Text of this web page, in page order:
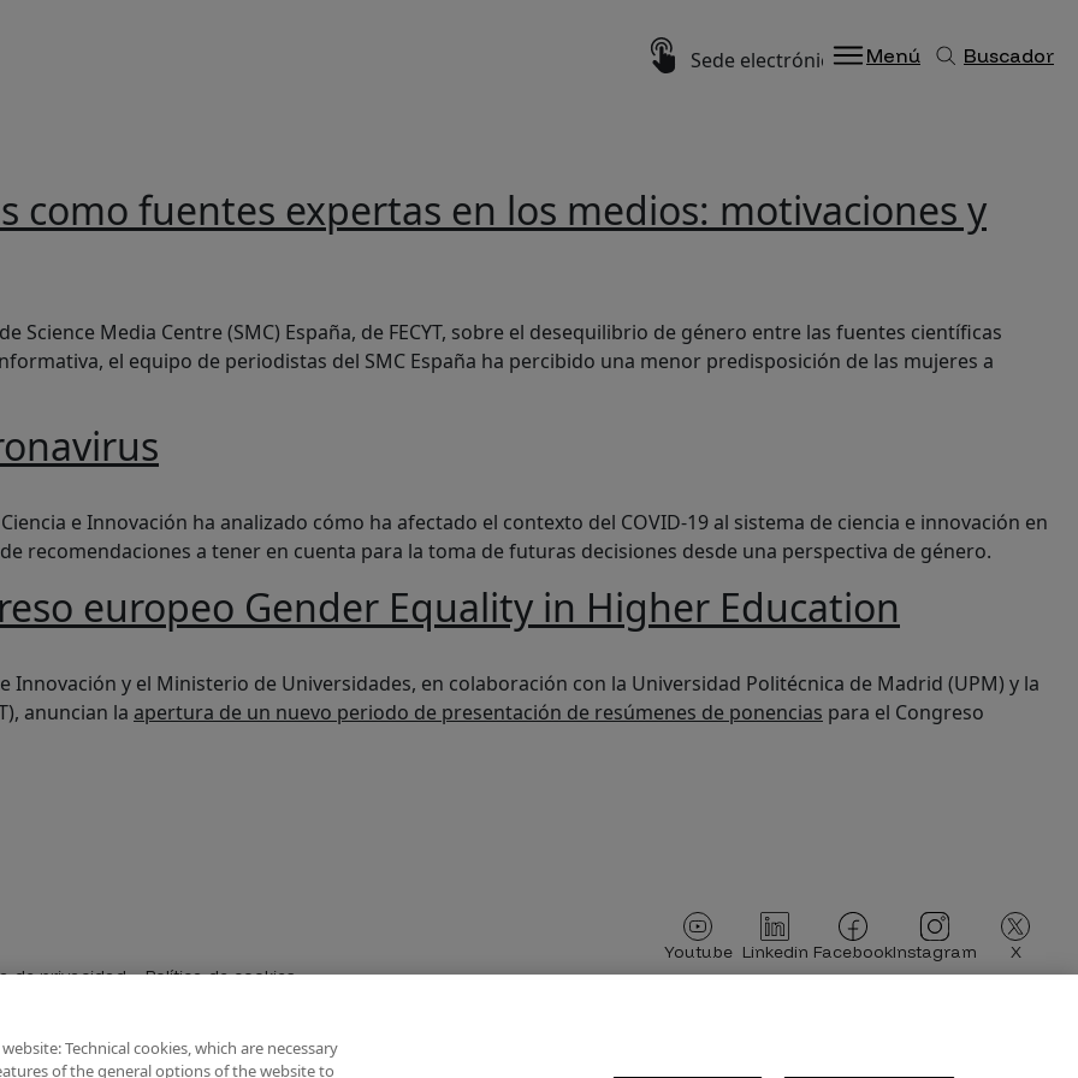
Menú
ImagenSede electrónica Buscador
a la navegación
como fuentes expertas en los medios: motivaciones y
Media Centre (SMC) España, de FECYT, sobre el desequilibrio de género entre las fuentes científicas
el equipo de periodistas del SMC España ha percibido una menor predisposición de las mujeres a
e Innovación ha analizado cómo ha afectado el contexto del COVID-19 al sistema de ciencia e innovación en
recomendaciones a tener en cuenta para la toma de futuras decisiones desde una perspectiva de género.
europeo Gender Equality in Higher Education
Innovación y el Ministerio de Universidades, en colaboración con la Universidad Politécnica de Madrid (UPM) y la
anuncian la apertura de un nuevo periodo de presentación de resúmenes de ponencias para el Congreso
Imagen
Youtube
Imagen
Linkedin
Imagen
Facebook
Imagen
Instagram
Imagen
X
de privacidad
Política de cookies
Technical cookies, which are necessary
of the general options of the website to